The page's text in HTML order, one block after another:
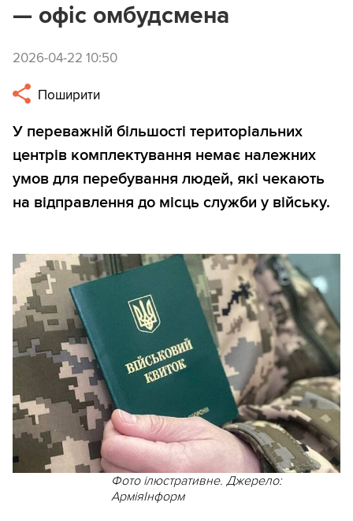
— офіс омбудсмена
2026-04-22 10:50
Поширити
У переважній більшості територіальних
центрів комплектування немає належних
умов для перебування людей, які чекають
на відправлення до місць служби у війську.
Фото ілюстративне. Джерело:
АрміяІнформ